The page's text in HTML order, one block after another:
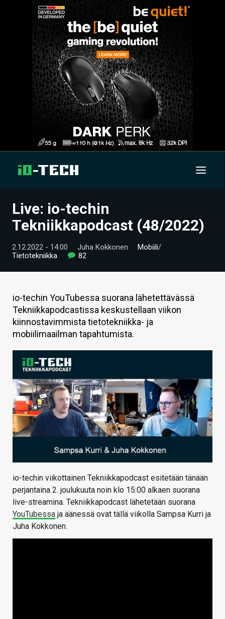
UUTISET
VIDEOT
TIETOA
HINTA.FI
VAIHDA TEEMA
HAKU
Live: io-techin
Tekniikkapodcast (48/2022)
2.12.2022 - 14:00 Juha Kokkonen Mobiili/
Tietotekniikka
82
io-techin YouTubessa suorana lähetettävässä
Tekniikkapodcastissa keskustellaan viikon
kiinnostavimmista tietotekniikka- ja
mobiilimaailman tapahtumista.
io-techin viikottainen Tekniikkapodcast esitetään tänään
perjantaina 2. joulukuuta noin klo 15:00 alkaen suorana
live-streamina. Tekniikkapodcast lähetetään suorana
YouTubessa ja äänessä ovat tällä viikolla Sampsa Kurri ja
Juha Kokkonen.